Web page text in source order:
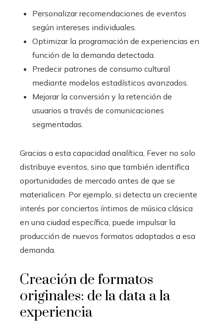
Personalizar recomendaciones de eventos
según intereses individuales.
Optimizar la programación de experiencias en
función de la demanda detectada.
Predecir patrones de consumo cultural
mediante modelos estadísticos avanzados.
Mejorar la conversión y la retención de
usuarios a través de comunicaciones
segmentadas.
Gracias a esta capacidad analítica, Fever no solo
distribuye eventos, sino que también identifica
oportunidades de mercado antes de que se
materialicen. Por ejemplo, si detecta un creciente
interés por conciertos íntimos de música clásica
en una ciudad específica, puede impulsar la
producción de nuevos formatos adaptados a esa
demanda.
Creación de formatos
originales: de la data a la
experiencia